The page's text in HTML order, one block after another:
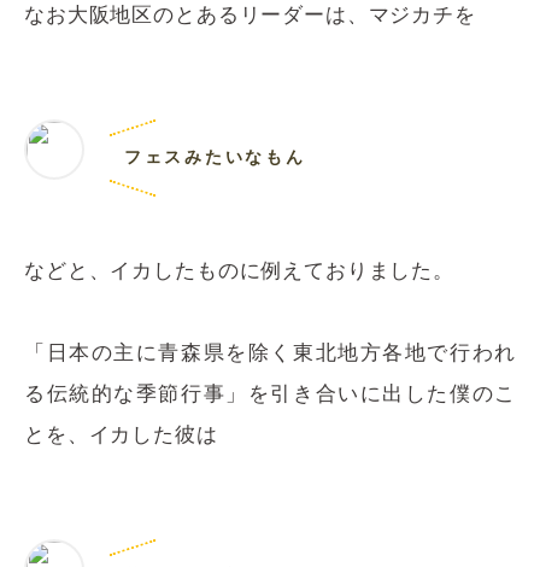
なお大阪地区のとあるリーダーは、マジカチを
フェスみたいなもん
などと、イカしたものに例えておりました。
「日本の主に青森県を除く東北地方各地で行われ
る伝統的な季節行事」を引き合いに出した僕のこ
とを、イカした彼は